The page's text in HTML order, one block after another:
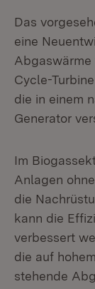
Das
eine
Abgaswärme
Cycle-
die in einem
Generator
Im
Anlagen
die
kann die
verbessert
die auf
stehende